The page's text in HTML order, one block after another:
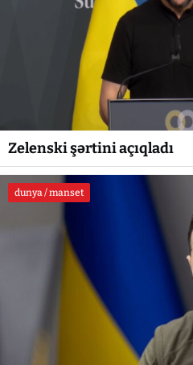
Zelenski şərtini açıqladı
dunya / manset